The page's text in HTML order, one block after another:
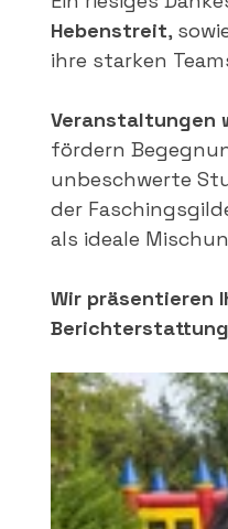
Hebenstreit,
ihre starken
Veranstaltungen
fördern
unbeschwerte
der
als ideale
Wir präsentieren
Berichterstattung